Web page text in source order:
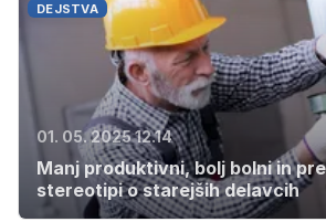
DEJSTVA
01. 05. 2025 12.14
Manj produktivni, bolj bolni in
stereotipi o starejših delavcih